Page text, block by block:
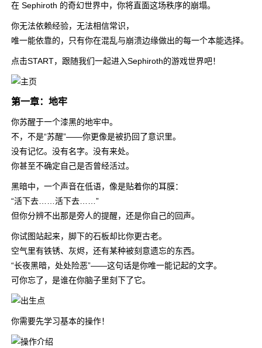
在 Sephiroth 的奇幻世界中，你将直面这场秩序的崩塌。
你无法依赖经验，无法相信常识，
唯一能依靠的，只有你在混乱与崩溃边缘做出的每一个本能选择。
点击START，跟随我们一起进入Sephiroth的游戏世界吧！
第一章：地牢
你苏醒于一个漆黑的地牢中。
不，不是“苏醒”——你更像是被扔回了意识里。
没有记忆。没有名字。没有来处。
你甚至不确定自己是否曾经活过。
黑暗中，一个声音在低语，像是贴着你的耳膜：
“活下去……活下去……”
但你分辨不出那是旁人的提醒，还是你自己的回声。
你试图站起来，脚下的石板却比你更古老。
空气里有铁锈、灰烬，还有某种被刻意遗忘的东西。
“长夜黑暗，处处险恶”——这句话是你唯一能记起的文字。
可你忘了，是谁在你脑子里刻下了它。
你需要先学习基本的操作！